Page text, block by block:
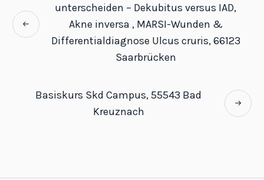
unterscheiden – Dekubitus versus IAD,
Akne inversa , MARSI-Wunden &
Differentialdiagnose Ulcus cruris, 66123
Saarbrücken
Basiskurs Skd Campus, 55543 Bad
Kreuznach